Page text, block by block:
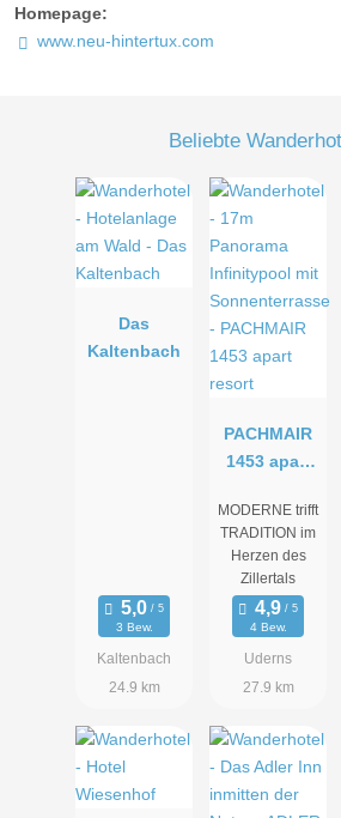
Homepage:
www.neu-hintertux.com
Beliebte
Das
Kaltenbach
3 Bew.
Kaltenbach
24.9 km
PACHMAIR
1453 apart
MODERNE trifft
TRADITION im
Herzen des
Zillertals
4 Bew.
Uderns
27.9 km